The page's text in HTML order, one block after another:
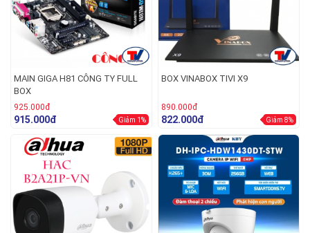
MAIN GIGA H81 CÔNG TY FULL
BOX
925.000đ
915.000đ Giảm 1%
BOX VINABOX TIVI X9
890.000đ
822.000đ Giảm 8%